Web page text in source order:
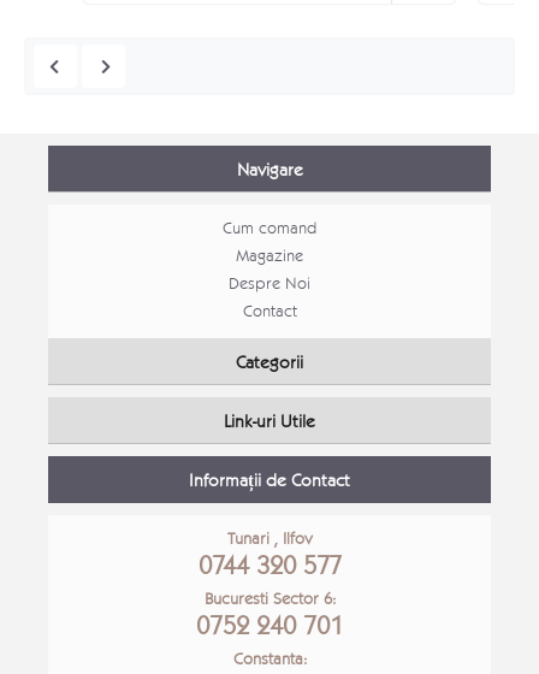
Mobila tineret Stefan
Navigare
Cum comand
Magazine
Despre Noi
Contact
Categorii
Link-uri Utile
Informații de Contact
Tunari , Ilfov
0744 320 577
Bucuresti Sector 6:
0752 240 701
Constanta: